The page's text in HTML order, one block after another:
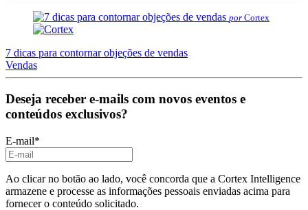
por Cortex
7 dicas para contornar objeções de vendas
Vendas
Deseja receber e-mails com novos eventos e
conteúdos exclusivos?
E-mail*
Ao clicar no botão ao lado, você concorda que a Cortex Intelligence
armazene e processe as informações pessoais enviadas acima para
fornecer o conteúdo solicitado.